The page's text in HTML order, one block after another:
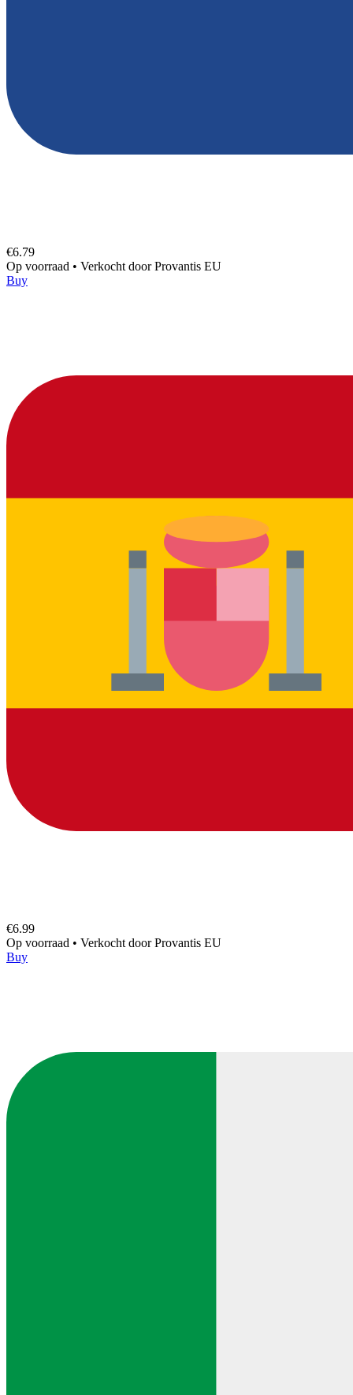
€6.79
Op voorraad • Verkocht doorProvantis EU
Buy
€6.99
Op voorraad • Verkocht doorProvantis EU
Buy